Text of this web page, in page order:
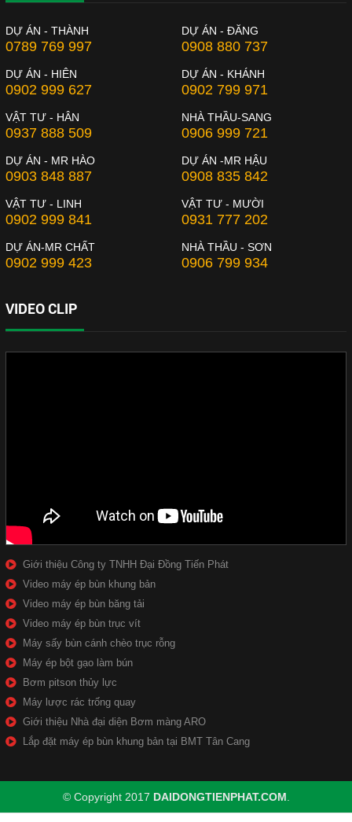
DỰ ÁN - THÀNH
0789 769 997
DỰ ÁN - ĐĂNG
0908 880 737
DỰ ÁN - HIÊN
0902 999 627
DỰ ÁN - KHÁNH
0902 799 971
VẬT TƯ - HÂN
0937 888 509
NHÀ THẦU-SANG
0906 999 721
DỰ ÁN - MR HÀO
0903 848 887
DỰ ÁN -MR HẬU
0908 835 842
VẬT TƯ - LINH
0902 999 841
VẬT TƯ - MƯỜI
0931 777 202
DỰ ÁN-MR CHẤT
0902 999 423
NHÀ THẦU - SƠN
0906 799 934
VIDEO CLIP
Giới thiệu Công ty TNHH Đại Đồng Tiến Phát
Video máy ép bùn khung bản
Video máy ép bùn băng tải
Video máy ép bùn trục vít
Máy sấy bùn cánh chèo trục rỗng
Máy ép bột gạo làm bún
Bơm pitson thủy lực
Máy lược rác trống quay
Giới thiệu Nhà đại diện Bơm màng ARO
Lắp đặt máy ép bùn khung bản tại BMT Tân Cang
© Copyright 2017 DAIDONGTIENPHAT.COM